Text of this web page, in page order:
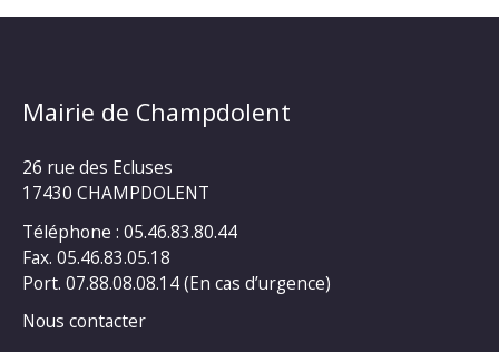
Mairie de Champdolent
26 rue des Ecluses
17430 CHAMPDOLENT
Téléphone : 05.46.83.80.44
Fax. 05.46.83.05.18
Port. 07.88.08.08.14 (En cas d’urgence)
Nous contacter